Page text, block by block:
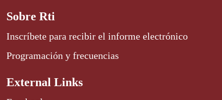
Sobre Rti
Inscríbete para recibir el informe electrónico
Programación y frecuencias
External Links